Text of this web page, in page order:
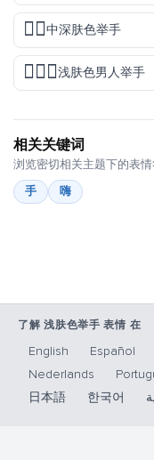
✋🏾中深肤色举手
🙋🏻‍♂️浅肤色男人举手
相关关键词
浏览密切相关主题下的表情
手
嗨
了解 浅肤色举手 表情 在
English Español
Nederlands
日本語
한국어